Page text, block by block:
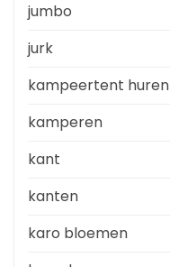
jumbo
jurk
kampeertent huren
kamperen
kant
kanten
karo bloemen